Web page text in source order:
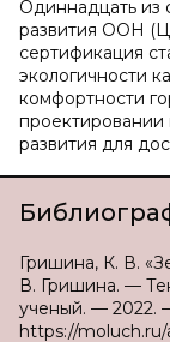
Одиннадцать из
развития ООН
сертификация
экологичности
комфортности
проектировании
развития для
Гришина, К. В.
В. Гришина. —
ученый. — 2022.
https://moluch.ru/